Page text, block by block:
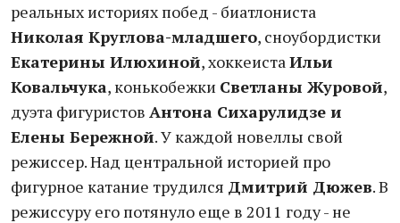
реальных историях побед - биатлониста
Николая Круглова-младшего, сноубордистки
Екатерины Илюхиной, хоккеистаИльи
Ковальчука, конькобежки Светланы Журовой,
дуэта фигуристов Антона Сихарулидзе и
Елены Бережной. У каждой новеллы свой
режиссер. Над центральной историей про
фигурное катание трудился Дмитрий Дюжев. В
режиссуру его потянуло еще в 2011 году - не